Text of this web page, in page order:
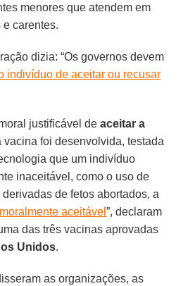
menores que atendem em
carentes.
dizia: “Os governos devem
indivíduo de aceitar ou recusar
justificável deaceitar a
vacina foi desenvolvida, testada
que um indivíduo
inaceitável, como o uso de
de fetos abortados, a
aceitável”, declaram
das três vacinas aprovadas
Unidos.
as organizações, as